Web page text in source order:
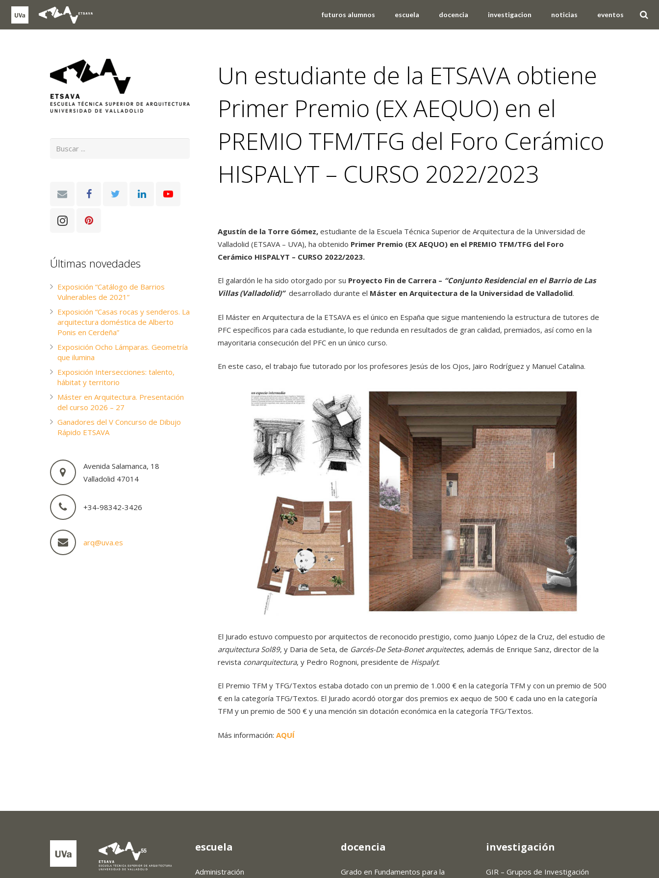
futuros alumnos escuela docencia investigacion noticias eventos
Un estudiante de la ETSAVA obtiene
Primer Premio (EX AEQUO) en el
PREMIO TFM/TFG del Foro Cerámico
HISPALYT – CURSO 2022/2023
Agustín de la Torre Gómez, estudiante de la Escuela Técnica Superior de Arquitectura de la Universidad de
Valladolid (ETSAVA – UVA), ha obtenido Primer Premio (EX AEQUO) en el PREMIO TFM/TFG del Foro
Cerámico HISPALYT – CURSO 2022/2023.
El galardón le ha sido otorgado por su Proyecto Fin de Carrera – “Conjunto Residencial en el Barrio de Las
Villas (Valladolid)” desarrollado durante el Máster en Arquitectura de la Universidad de Valladolid.
El Máster en Arquitectura de la ETSAVA es el único en España que sigue manteniendo la estructura de tutores de
PFC específicos para cada estudiante, lo que redunda en resultados de gran calidad, premiados, así como en la
mayoritaria consecución del PFC en un único curso.
En este caso, el trabajo fue tutorado por los profesores Jesús de los Ojos, Jairo Rodríguez y Manuel Catalina.
El Jurado estuvo compuesto por arquitectos de reconocido prestigio, como Juanjo López de la Cruz, del estudio de
arquitectura Sol89, y Daria de Seta, de Garcés-De Seta-Bonet arquitectes, además de Enrique Sanz, director de la
revista conarquitectura, y Pedro Rognoni, presidente de Hispalyt.
El Premio TFM y TFG/Textos estaba dotado con un premio de 1.000 € en la categoría TFM y con un premio de 500
€ en la categoría TFG/Textos. El Jurado acordó otorgar dos premios ex aequo de 500 € cada uno en la categoría
TFM y un premio de 500 € y una mención sin dotación económica en la categoría TFG/Textos.
Más información: AQUÍ
Últimas novedades
Exposición “Catálogo de Barrios
Vulnerables de 2021”
Exposición “Casas rocas y senderos. La
arquitectura doméstica de Alberto
Ponis en Cerdeña”
Exposición Ocho Lámparas. Geometría
que ilumina
Exposición Intersecciones: talento,
hábitat y territorio
Máster en Arquitectura. Presentación
del curso 2026 – 27
Ganadores del V Concurso de Dibujo
Rápido ETSAVA
Avenida Salamanca, 18
Valladolid 47014
+34-98342-3426
arq@uva.es
escuela
Administración
docencia
Grado en Fundamentos para la
investigación
GIR – Grupos de Investigación